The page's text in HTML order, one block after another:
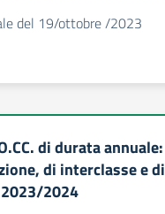
del 19/ottobre /2023
di durata annuale:
di interclasse e di
2023/2024